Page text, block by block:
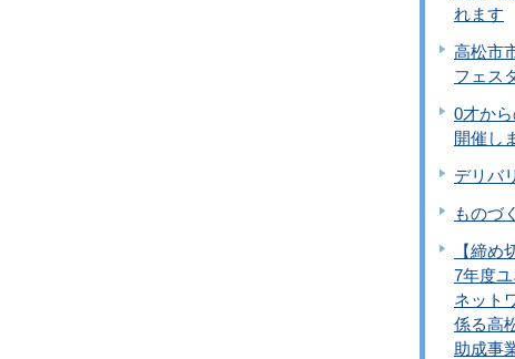
れます
高松市
フェス
0才か
開催し
デリバ
ものづ
【締め
7年度
ネット
係る高
助成事